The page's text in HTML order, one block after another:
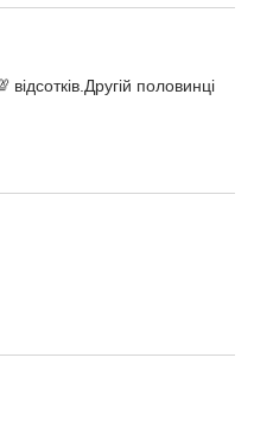
половинці